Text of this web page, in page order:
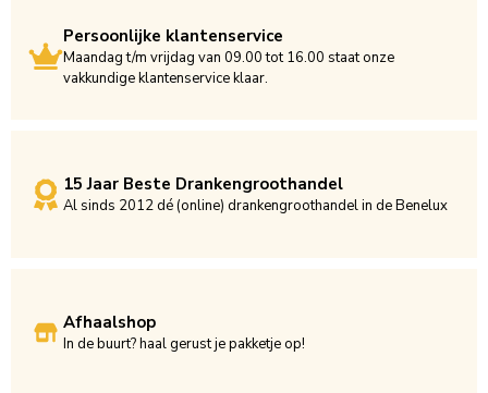
Persoonlijke klantenservice
Maandag t/m vrijdag van 09.00 tot 16.00 staat onze
vakkundige klantenservice klaar.
15 Jaar Beste Drankengroothandel
Al sinds 2012 dé (online) drankengroothandel in de Benelux
Afhaalshop
In de buurt? haal gerust je pakketje op!